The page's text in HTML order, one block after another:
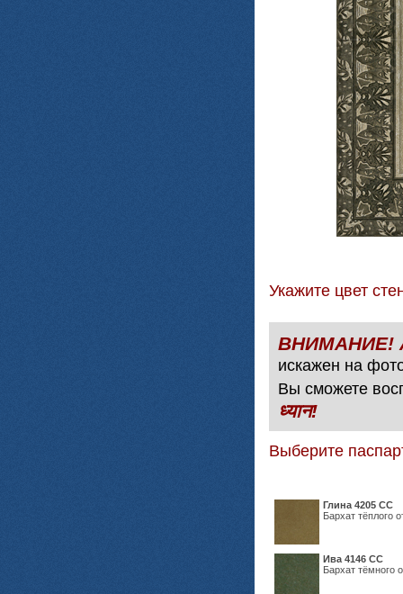
Укажите цвет
искажен на
Вы сможете
ध्यान!
Выберите
Глина 4205 СС
Бархат тёплого
Ива 4146 СС
Бархат тёмного